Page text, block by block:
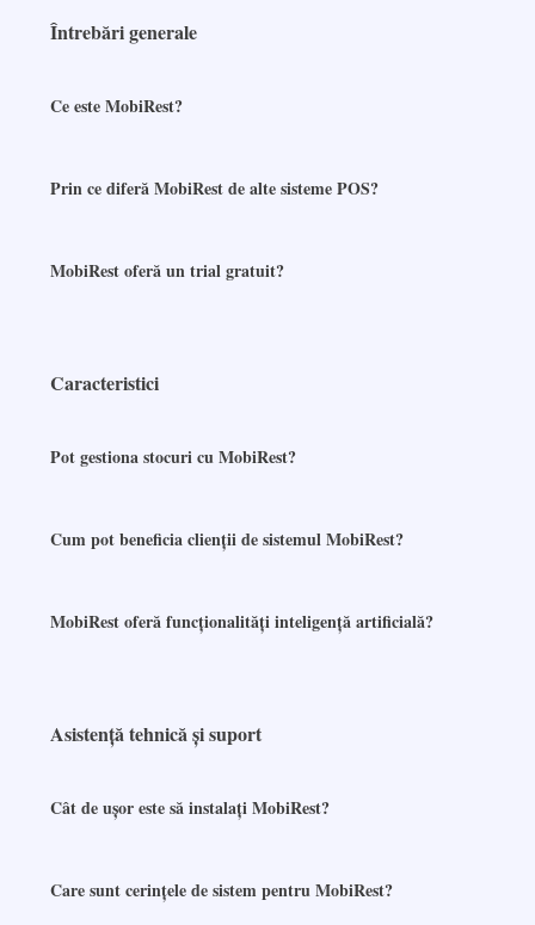
Întrebări generale
Ce este MobiRest?
Prin ce diferă MobiRest de alte sisteme POS?
MobiRest oferă un trial gratuit?
Caracteristici
Pot gestiona stocuri cu MobiRest?
Cum pot beneficia clienții de sistemul MobiRest?
MobiRest oferă funcționalități inteligență artificială?
Asistență tehnică și suport
Cât de ușor este să instalați MobiRest?
Care sunt cerințele de sistem pentru MobiRest?